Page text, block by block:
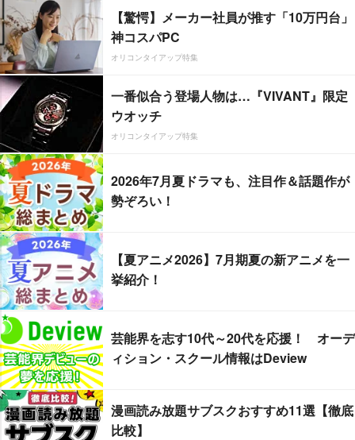
【驚愕】メーカー社員が推す「10万円台」
神コスパPC
オリコンタイアップ特集
一番似合う登場人物は…『VIVANT』限定
ウオッチ
オリコンタイアップ特集
2026年7月夏ドラマも、注目作＆話題作が
勢ぞろい！
【夏アニメ2026】7月期夏の新アニメを一
挙紹介！
芸能界を志す10代～20代を応援！ オーデ
ィション・スクール情報はDeview
漫画読み放題サブスクおすすめ11選【徹底
比較】